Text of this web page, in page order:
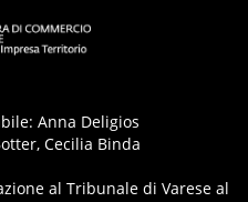
Anna Deligios
Cecilia Binda
al Tribunale di Varese al